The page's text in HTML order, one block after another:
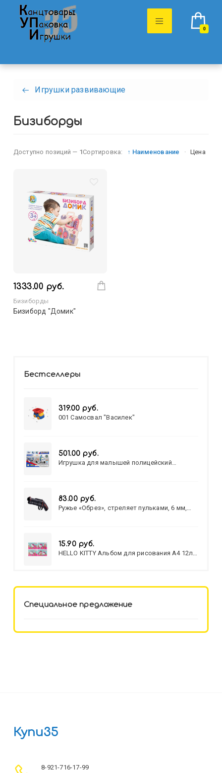
0
Игрушки развивающие
Бизиборды
Доступно позиций — 1Сортировка: ↑ Наименование · Цена
1333.00 руб.
Бизиборды
Бизиборд "Домик"
Бестселлеры
319.00 руб.
001 Самосвал "Василек"
501.00 руб.
Игрушка для малышей полицейский
83.00 руб.
Ружье «Обрез», стреляет пульками, 6 мм,
15.90 руб.
HELLO KITTY Альбом для рисования А4 12л.
Специальное предложение
Купи35
8-921-716-17-99